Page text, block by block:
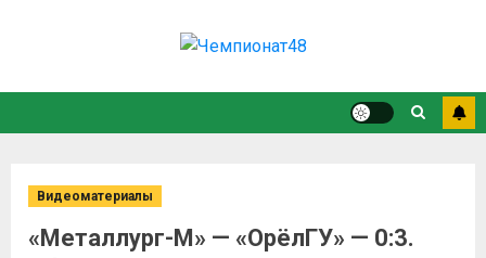
Видеоматериалы
«Металлург-М» — «ОрёлГУ» — 0:3.